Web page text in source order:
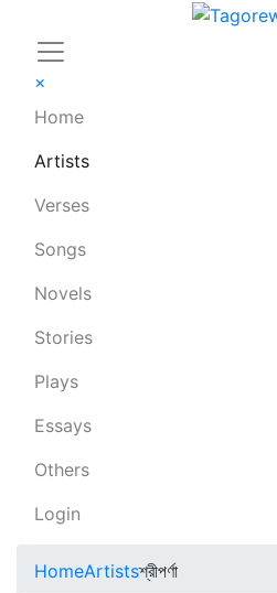
×
Home
Artists
Verses
Songs
Novels
Stories
Plays
Essays
Others
Login
HomeArtistsশ্রীপর্ণা